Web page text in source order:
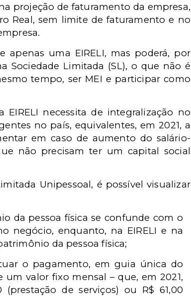
projeção de faturamento da empresa,
Real, sem limite de faturamento e no
apenas uma EIRELI, mas poderá, por
Sociedade Limitada (SL), o que não é
tempo, ser MEI e participar como
necessita de integralização no
no país, equivalentes, em 2021, a
em caso de aumento do salário-
não precisam ter um capital social
Unipessoal, é possível visualizar
da pessoa física se confunde com o
negócio, enquanto, na EIRELI e na
da pessoa física;
o pagamento, em guia única do
um valor fixo mensal – que, em 2021,
de serviços) ou R$ 61,00